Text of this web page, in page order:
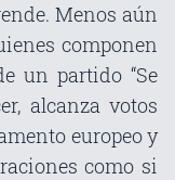
Menos aún
componen
un partido “Se
alcanza votos
europeo y
como si